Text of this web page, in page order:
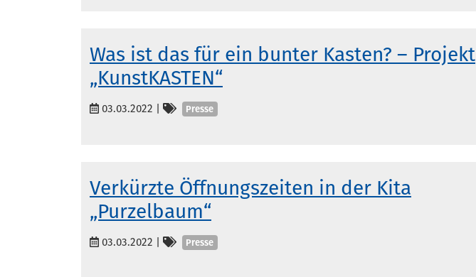
Was ist das für ein bunter Kasten? – Projekt
„KunstKASTEN“
03.03.2022 | Kategorien
Presse
Verkürzte Öffnungszeiten in der Kita
„Purzelbaum“
03.03.2022 | Kategorien
Presse